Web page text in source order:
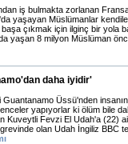
iş bulmakta zorlanan
yaşayan Müslümanlar
çıkmak için ilginç bir yola
yaşan 8 milyon Müslüman
daha iyidir'
Üssü'nden
yapıyorlar ki ölüm bile
Kuveytli Fevzi El Udah'a (22)
olan Udah İngiliz BBC